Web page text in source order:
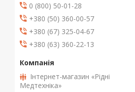
0 (800) 50-01-28
+380 (50) 360-00-57
+380 (67) 325-04-67
+380 (63) 360-22-13
Інтернет-магазин «Рідні
Медтехніка»